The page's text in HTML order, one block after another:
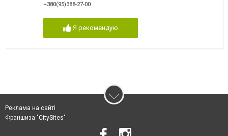
+380(95)388-27-00
Я рекомендую
Реклама на сайті
Франшиза "CitySites"